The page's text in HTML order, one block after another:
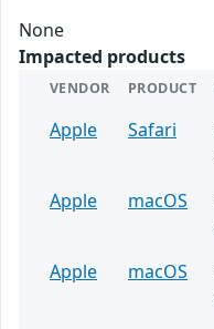
None
Impacted products
VENDOR PRODUCT
Apple Safari
Apple
macOS
Apple
macOS